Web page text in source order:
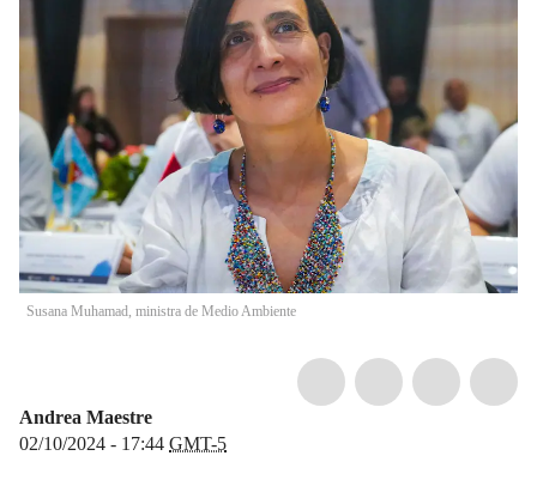
Susana Muhamad, ministra de Medio Ambiente
Andrea Maestre
02/10/2024 - 17:44 GMT-5